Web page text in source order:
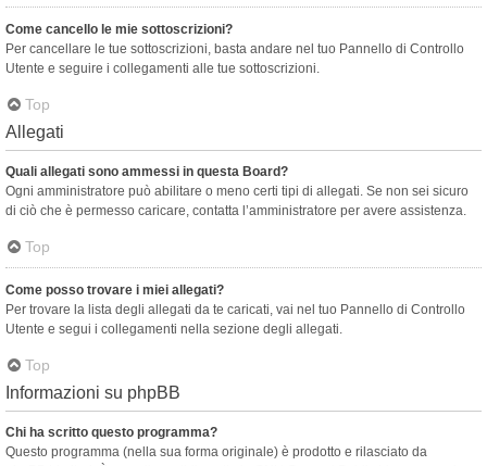
Come cancello le mie sottoscrizioni?
Per cancellare le tue sottoscrizioni, basta andare nel tuo Pannello di Controllo
Utente e seguire i collegamenti alle tue sottoscrizioni.
Top
Allegati
Quali allegati sono ammessi in questa Board?
Ogni amministratore può abilitare o meno certi tipi di allegati. Se non sei sicuro
di ciò che è permesso caricare, contatta l’amministratore per avere assistenza.
Top
Come posso trovare i miei allegati?
Per trovare la lista degli allegati da te caricati, vai nel tuo Pannello di Controllo
Utente e segui i collegamenti nella sezione degli allegati.
Top
Informazioni su phpBB
Chi ha scritto questo programma?
Questo programma (nella sua forma originale) è prodotto e rilasciato da